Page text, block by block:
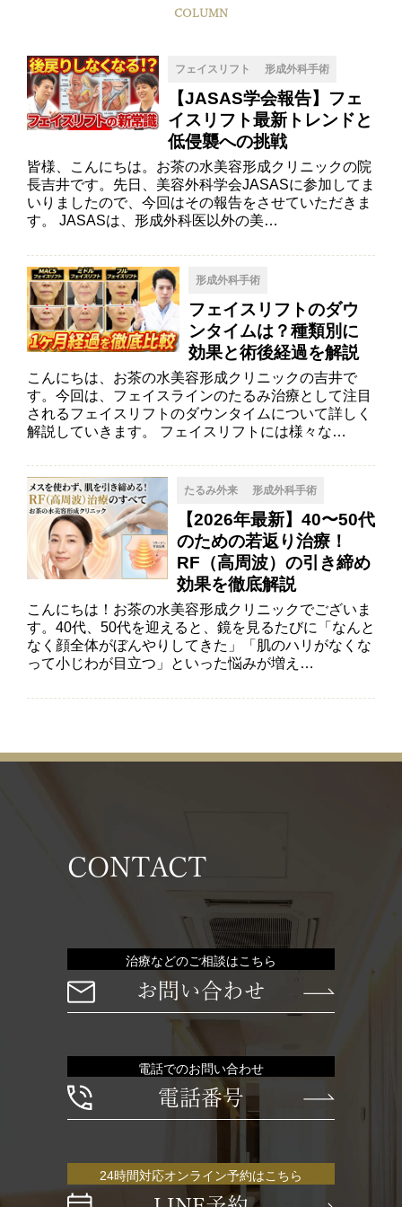
COLUMN
フェイスリフト 形成外科手術
【JASAS学会報告】フェ
イスリフト最新トレンドと
低侵襲への挑戦
皆様、こんにちは。お茶の水美容形成クリニックの院
長吉井です。先日、美容外科学会JASASに参加してま
いりましたので、今回はその報告をさせていただきま
す。 JASASは、形成外科医以外の美…
形成外科手術
フェイスリフトのダウ
ンタイムは？種類別に
効果と術後経過を解説
こんにちは、お茶の水美容形成クリニックの吉井で
す。今回は、フェイスラインのたるみ治療として注目
されるフェイスリフトのダウンタイムについて詳しく
解説していきます。 フェイスリフトには様々な…
たるみ外来 形成外科手術
【2026年最新】40〜50代
のための若返り治療！
RF（高周波）の引き締め
効果を徹底解説
こんにちは！お茶の水美容形成クリニックでございま
す。40代、50代を迎えると、鏡を見るたびに「なんと
なく顔全体がぼんやりしてきた」「肌のハリがなくな
って小じわが目立つ」といった悩みが増え…
CONTACT
治療などのご相談はこちら
お問い合わせ
電話でのお問い合わせ
電話番号
24時間対応オンライン予約はこちら